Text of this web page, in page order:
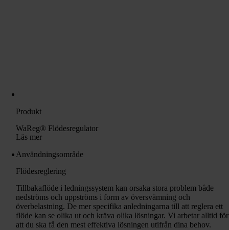
Produkt
WaReg® Flödesregulator
Läs mer
Användningsområde
Flödesreglering
Tillbakaflöde i ledningssystem kan orsaka stora problem både
nedströms och uppströms i form av översvämning och
överbelastning. De mer specifika anledningarna till att reglera ett
flöde kan se olika ut och kräva olika lösningar. Vi arbetar alltid för
att du ska få den mest effektiva lösningen utifrån dina behov.